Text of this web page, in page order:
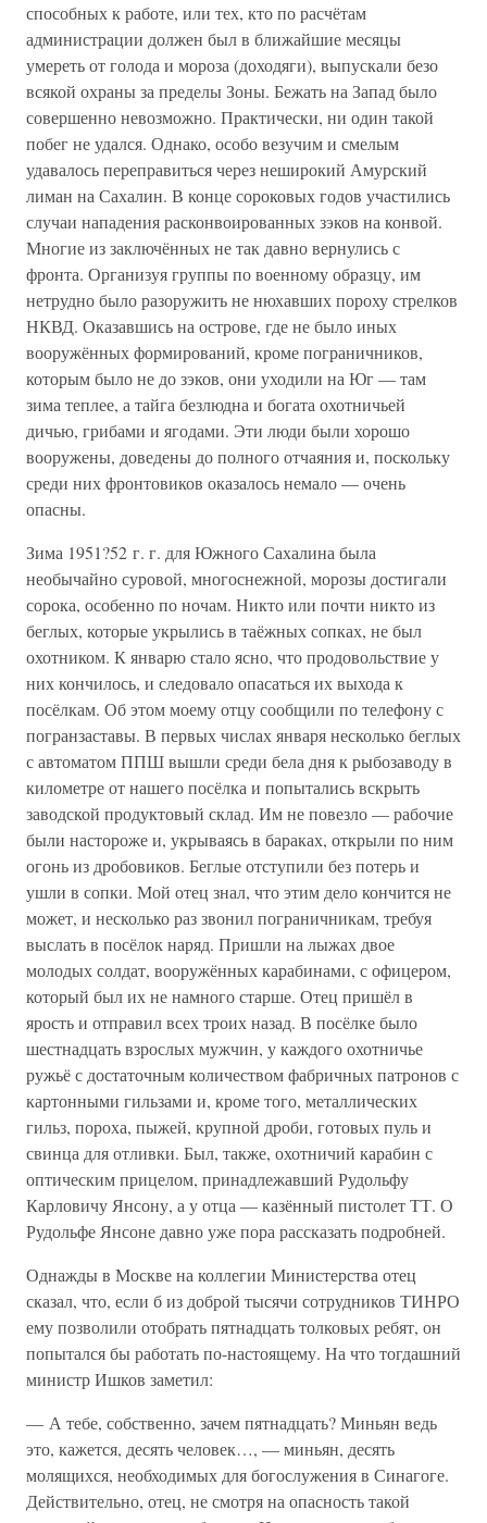
способных к работе, или тех, кто по расчётам
администрации должен был в ближайшие месяцы
умереть от голода и мороза (доходяги), выпускали безо
всякой охраны за пределы Зоны. Бежать на Запад было
совершенно невозможно. Практически, ни один такой
побег не удался. Однако, особо везучим и смелым
удавалось переправиться через неширокий Амурский
лиман на Сахалин. В конце сороковых годов участились
случаи нападения расконвоированных зэков на конвой.
Многие из заключённых не так давно вернулись с
фронта. Организуя группы по военному образцу, им
нетрудно было разоружить не нюхавших пороху стрелков
НКВД. Оказавшись на острове, где не было иных
вооружённых формирований, кроме пограничников,
которым было не до зэков, они уходили на Юг — там
зима теплее, а тайга безлюдна и богата охотничьей
дичью, грибами и ягодами. Эти люди были хорошо
вооружены, доведены до полного отчаяния и, поскольку
среди них фронтовиков оказалось немало — очень
опасны.
Зима 1951?52 г. г. для Южного Сахалина была
необычайно суровой, многоснежной, морозы достигали
сорока, особенно по ночам. Никто или почти никто из
беглых, которые укрылись в таёжных сопках, не был
охотником. К январю стало ясно, что продовольствие у
них кончилось, и следовало опасаться их выхода к
посёлкам. Об этом моему отцу сообщили по телефону с
погранзаставы. В первых числах января несколько беглых
с автоматом ППШ вышли среди бела дня к рыбозаводу в
километре от нашего посёлка и попытались вскрыть
заводской продуктовый склад. Им не повезло — рабочие
были настороже и, укрываясь в бараках, открыли по ним
огонь из дробовиков. Беглые отступили без потерь и
ушли в сопки. Мой отец знал, что этим дело кончится не
может, и несколько раз звонил пограничникам, требуя
выслать в посёлок наряд. Пришли на лыжах двое
молодых солдат, вооружённых карабинами, с офицером,
который был их не намного старше. Отец пришёл в
ярость и отправил всех троих назад. В посёлке было
шестнадцать взрослых мужчин, у каждого охотничье
ружьё с достаточным количеством фабричных патронов с
картонными гильзами и, кроме того, металлических
гильз, пороха, пыжей, крупной дроби, готовых пуль и
свинца для отливки. Был, также, охотничий карабин с
оптическим прицелом, принадлежавший Рудольфу
Карловичу Янсону, а у отца — казённый пистолет ТТ. О
Рудольфе Янсоне давно уже пора рассказать подробней.
Однажды в Москве на коллегии Министерства отец
сказал, что, если б из доброй тысячи сотрудников ТИНРО
ему позволили отобрать пятнадцать толковых ребят, он
попытался бы работать по-настоящему. На что тогдашний
министр Ишков заметил:
— А тебе, собственно, зачем пятнадцать? Миньян ведь
это, кажется, десять человек…, — миньян, десять
молящихся, необходимых для богослужения в Синагоге.
Действительно, отец, не смотря на опасность такой